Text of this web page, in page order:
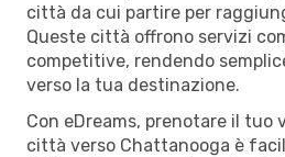
città da cui partire per
Queste città offrono servizi
competitive, rendendo
verso la tua destinazione.
Con eDreams, prenotare il tuo
città verso Chattanooga è